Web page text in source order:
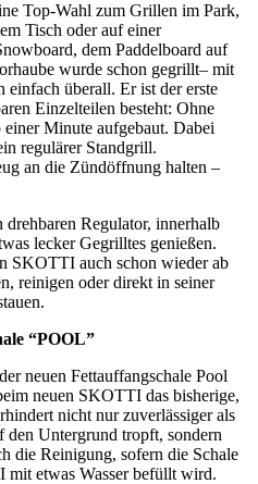
Top-Wahl zum Grillen im Park,
Tisch oder auf einer
dem Paddelboard auf
wurde schon gegrillt– mit
überall. Er ist der erste
Einzelteilen besteht: Ohne
Minute aufgebaut. Dabei
regulärer Standgrill.
an die Zündöffnung halten –
Regulator, innerhalb
lecker Gegrilltes genießen.
SKOTTI auch schon wieder ab
reinigen oder direkt in seiner
“POOL”
neuen Fettauffangschale Pool
neuen SKOTTI das bisherige,
nicht nur zuverlässiger als
den Untergrund tropft, sondern
die Reinigung, sofern die Schale
etwas Wasser befüllt wird.